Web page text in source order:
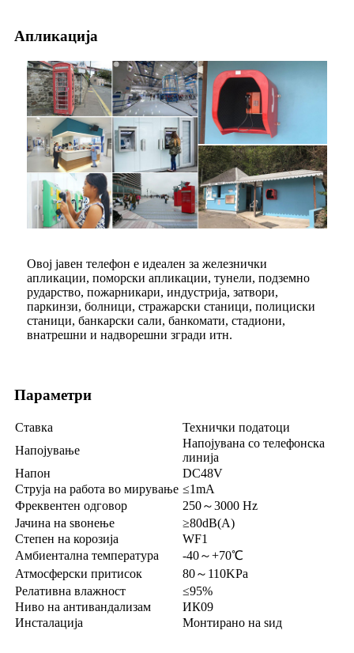
Апликација
Овој јавен телефон е идеален за железнички
апликации, поморски апликации, тунели, подземно
рударство, пожарникари, индустрија, затвори,
паркинзи, болници, стражарски станици, полициски
станици, банкарски сали, банкомати, стадиони,
внатрешни и надворешни згради итн.
Параметри
Ставка
Технички податоци
Напојување
Напојувана со телефонска
линија
Напон
DC48V
Струја на работа во мирување ≤1mA
Фреквентен одговор
250～3000 Hz
Јачина на ѕвонење
≥80dB(A)
Степен на корозија
WF1
Амбиентална температура
-40～+70℃
Атмосферски притисок
80～110KPa
Релативна влажност
≤95%
Ниво на антивандализам
ИК09
Инсталација
Монтирано на ѕид